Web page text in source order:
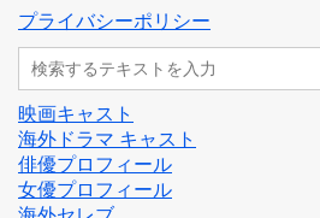
プライバシーポリシー
映画キャスト
海外ドラマ キャスト
俳優プロフィール
女優プロフィール